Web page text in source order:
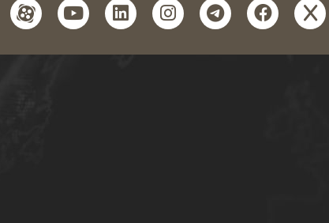
x
facebook
telegram
instagram
linkedin
youtube